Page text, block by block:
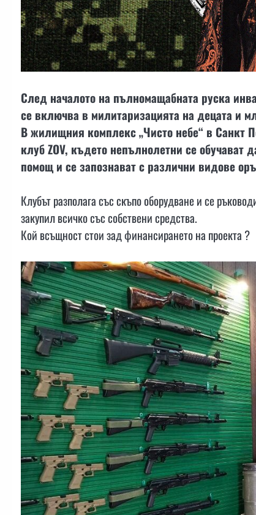
След началото на пълномащабната руска
се включва в милитаризацията на децата и
В жилищния комплекс „Чисто небе“ в Санкт
клуб ZOV, където непълнолетни се обучават
помощ и се запознават с различни видове
Клубът разполага със скъпо оборудване и се
закупил всичко със собствени средства.
Кой всъщност стои зад финансирането на проекта ?